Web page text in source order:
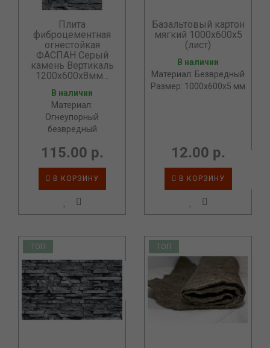
Плита
фиброцементная
огнестойкая
ФАСПАН Серый
камень Вертикаль
1200х600х8мм...
В наличии
Материал:
Огнеупорный
безвредный
115.00 р.
В КОРЗИНУ
Базальтовый картон
мягкий 1000х600х5
(лист)
В наличии
Материал: Безвредный
Размер: 1000x600x5 мм
12.00 р.
В КОРЗИНУ
ТОП ТОП